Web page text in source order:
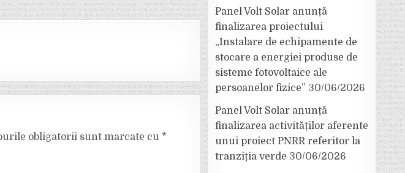
obligatorii sunt marcate cu *
Panel Volt Solar anunță
finalizarea proiectului
„Instalare de echipamente de
stocare a energiei produse de
sisteme fotovoltaice ale
persoanelor fizice” 30/06/2026
Panel Volt Solar anunță
finalizarea activităților aferente
unui proiect PNRR referitor la
tranziția verde 30/06/2026